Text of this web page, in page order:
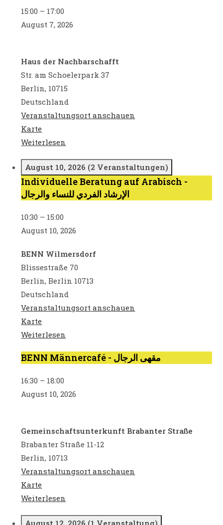
Haus
der
15:00 – 17:00
August 7, 2026
Haus der Nachbarschafft
Str. am Schoelerpark 37
Berlin, 10715
Deutschland
Veranstaltungsort anschauen
KarteHaus
der
Weiterlesen
August 10, 2026 (2 Veranstaltungen)
Individuelle
Beratung
Arabisch
-
الفردي
للنساء
والرجال
Individuelle Beratung auf Arabisch -
الإرشاد الفردي للنساء والرجال
10:30 – 15:00
August 10, 2026
BENN Wilmersdorf
Blissestraße 70
Berlin,Berlin 10713
Deutschland
Veranstaltungsort anschauen
KarteBENN
Wilmersdorf
Weiterlesen
BENN
-
مقهى
BENN Männercafé - مقهى الرجال
16:30 – 18:00
August 10, 2026
Gemeinschaftsunterkunft Brabanter Straße
Brabanter Straße 11-12
Berlin, 10713
Veranstaltungsort anschauen
KarteGemeinschaftsunterkunft
Brabanter
Weiterlesen
August 12, 2026 (1 Veranstaltung)